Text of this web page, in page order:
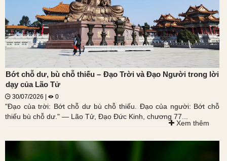
Bớt chỗ dư, bù chỗ thiếu – Đạo Trời và Đạo Người trong lời
dạy của Lão Tử
30/07/2026 | 0
"Đạo của trời: Bớt chỗ dư bù chỗ thiếu. Đạo của người: Bớt chỗ
thiếu bù chỗ dư." — Lão Tử, Đạo Đức Kinh, chương 77...
Xem thêm